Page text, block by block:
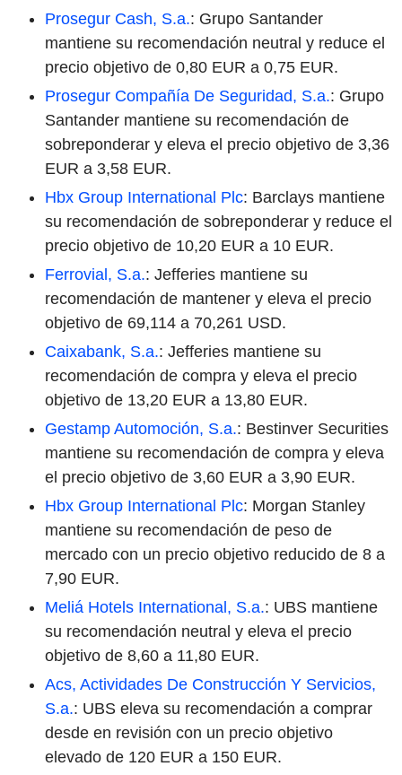
Prosegur Cash, S.a.: Grupo Santander
mantiene su recomendación neutral y reduce el
precio objetivo de 0,80 EUR a 0,75 EUR.
Prosegur Compañía De Seguridad, S.a.: Grupo
Santander mantiene su recomendación de
sobreponderar y eleva el precio objetivo de 3,36
EUR a 3,58 EUR.
Hbx Group International Plc: Barclays mantiene
su recomendación de sobreponderar y reduce el
precio objetivo de 10,20 EUR a 10 EUR.
Ferrovial, S.a.: Jefferies mantiene su
recomendación de mantener y eleva el precio
objetivo de 69,114 a 70,261 USD.
Caixabank, S.a.: Jefferies mantiene su
recomendación de compra y eleva el precio
objetivo de 13,20 EUR a 13,80 EUR.
Gestamp Automoción, S.a.: Bestinver Securities
mantiene su recomendación de compra y eleva
el precio objetivo de 3,60 EUR a 3,90 EUR.
Hbx Group International Plc: Morgan Stanley
mantiene su recomendación de peso de
mercado con un precio objetivo reducido de 8 a
7,90 EUR.
Meliá Hotels International, S.a.: UBS mantiene
su recomendación neutral y eleva el precio
objetivo de 8,60 a 11,80 EUR.
Acs, Actividades De Construcción Y Servicios,
S.a.: UBS eleva su recomendación a comprar
desde en revisión con un precio objetivo
elevado de 120 EUR a 150 EUR.